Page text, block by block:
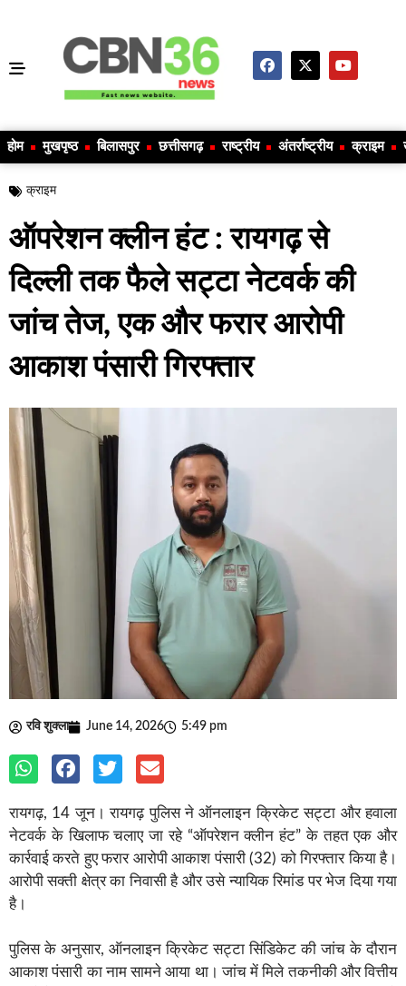
होम मुखपृष्ठ बिलासपुर छत्तीसगढ़ राष्ट्रीय अंतर्राष्ट्रीय क्राइम
क्राइम
ऑपरेशन क्लीन हंट : रायगढ़ से
दिल्ली तक फैले सट्टा नेटवर्क की
जांच तेज, एक और फरार आरोपी
आकाश पंसारी गिरफ्तार
रवि शुक्ला June 14, 2026 5:49 pm
रायगढ़, 14 जून। रायगढ़ पुलिस ने ऑनलाइन क्रिकेट सट्टा और हवाला
नेटवर्क के खिलाफ चलाए जा रहे “ऑपरेशन क्लीन हंट” के तहत एक और
कार्रवाई करते हुए फरार आरोपी आकाश पंसारी (32) को गिरफ्तार किया है।
आरोपी सक्ती क्षेत्र का निवासी है और उसे न्यायिक रिमांड पर भेज दिया गया
है।
पुलिस के अनुसार, ऑनलाइन क्रिकेट सट्टा सिंडिकेट की जांच के दौरान
आकाश पंसारी का नाम सामने आया था। जांच में मिले तकनीकी और वित्तीय